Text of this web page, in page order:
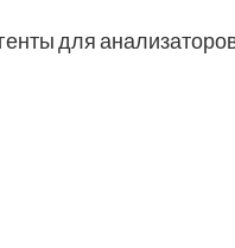
для